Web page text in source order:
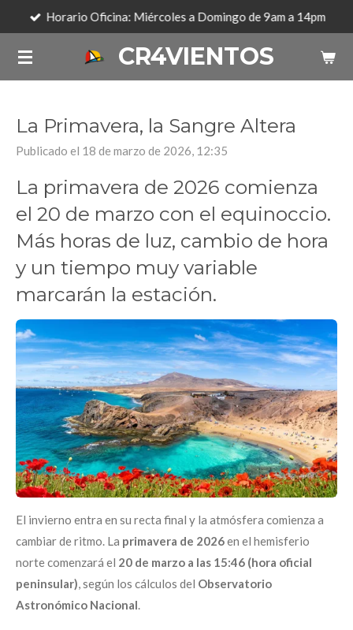
contenido
principal
CR4VIENTOS
Horario Oficina: Miércoles a Domingo de 9am a 14pm
La Primavera, la Sangre Altera
Publicado el 18 de marzo de 2026, 12:35
La primavera de 2026 comienza
el 20 de marzo con el equinoccio.
Más horas de luz, cambio de hora
y un tiempo muy variable
marcarán la estación.
El invierno entra en su recta final y la atmósfera comienza a
cambiar de ritmo. La primavera de 2026en el hemisferio
norte comenzará el 20 de marzo a las 15:46 (hora oficial
peninsular), según los cálculos del Observatorio
Astronómico Nacional.